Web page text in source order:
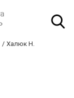
Халюк Н.